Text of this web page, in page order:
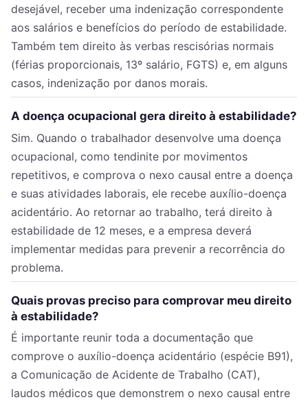
desejável, receber uma indenização correspondente
aos salários e benefícios do período de estabilidade.
Também tem direito às verbas rescisórias normais
(férias proporcionais, 13º salário, FGTS) e, em alguns
casos, indenização por danos morais.
A doença ocupacional gera direito à estabilidade?
Sim. Quando o trabalhador desenvolve uma doença
ocupacional, como tendinite por movimentos
repetitivos, e comprova o nexo causal entre a doença
e suas atividades laborais, ele recebe auxílio-doença
acidentário. Ao retornar ao trabalho, terá direito à
estabilidade de 12 meses, e a empresa deverá
implementar medidas para prevenir a recorrência do
problema.
Quais provas preciso para comprovar meu direito
à estabilidade?
É importante reunir toda a documentação que
comprove o auxílio-doença acidentário (espécie B91),
a Comunicação de Acidente de Trabalho (CAT),
laudos médicos que demonstrem o nexo causal entre